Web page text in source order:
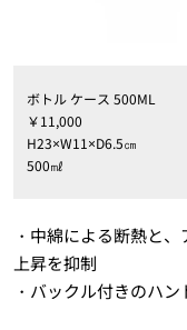
ボトル ケース 500ML
￥11,000
H23×W11×D6.5㎝
500㎖
・中綿による断熱と
上昇を抑制
・バックル付きのハ